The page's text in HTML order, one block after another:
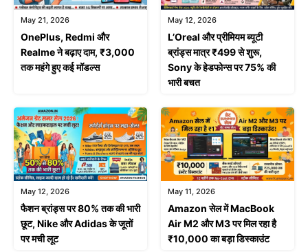
May 21, 2026
OnePlus, Redmi और
Realme ने बढ़ाए दाम, ₹3,000
तक महंगे हुए कई मॉडल्स
May 12, 2026
L’Oreal और प्रीमियम ब्यूटी
ब्रांड्स मात्र ₹499 से शुरू,
Sony के हेडफोन्स पर 75% की
भारी बचत
May 12, 2026
फैशन ब्रांड्स पर 80% तक की भारी
छूट, Nike और Adidas के जूतों
पर मची लूट
May 11, 2026
Amazon सेल में MacBook
Air M2 और M3 पर मिल रहा है
₹10,000 का बड़ा डिस्काउंट